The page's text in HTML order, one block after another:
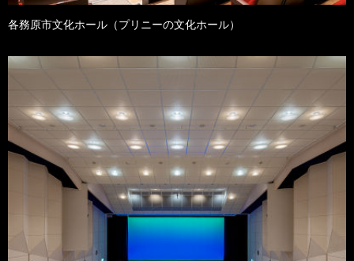
各務原市文化ホール（プリニーの文化ホール）